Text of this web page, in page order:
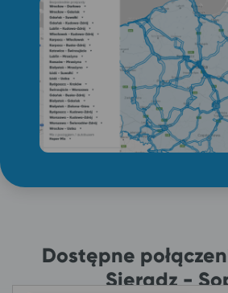
Dostępne
Sieradz -